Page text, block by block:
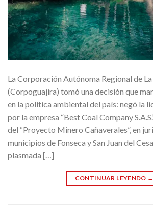
La Corporación Autónoma Regional de
(Corpoguajira) tomó una decisión que
en la política ambiental del país: negó la
por la empresa “Best Coal Company
del “Proyecto Minero Cañaverales”, en
municipios de Fonseca y San Juan del
plasmada […]
CONTINUAR LEYENDO →